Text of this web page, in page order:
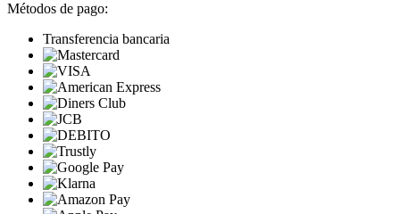
Métodos de pago:
Transferencia bancaria